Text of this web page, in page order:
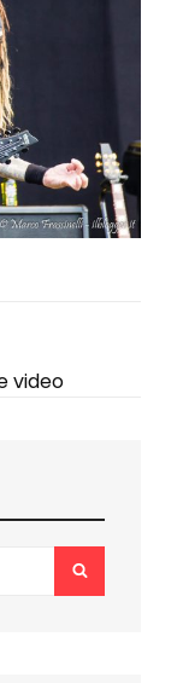
video
SEARCH